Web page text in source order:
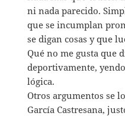
ni nada parecido.
que se incumplan
se digan cosas y que
Qué no me gusta que
deportivamente,
lógica.
Otros argumentos se
García Castresana,